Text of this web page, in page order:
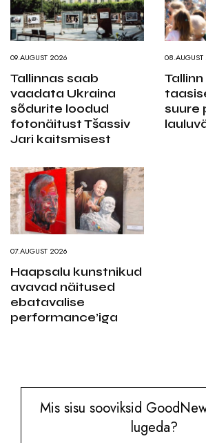
09.AUGUST 2026
Tallinnas saab
vaadata Ukraina
sõdurite loodud
fotonäitust Tšassiv
Jari kaitsmisest
suure
07.AUGUST 2026
Haapsalu kunstnikud
avavad näitused
ebatavalise
performance’iga
Mis sisu sooviksid
lugeda?